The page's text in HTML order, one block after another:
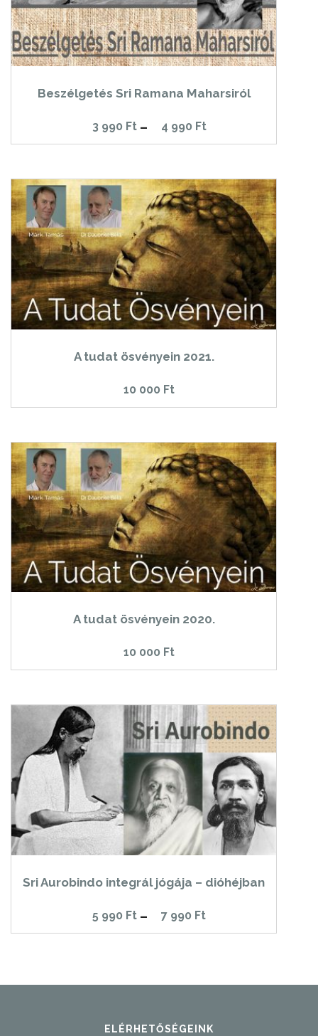
Beszélgetés Sri Ramana Maharsiról
3 990 Ft – 4 990 FtÁrtartomány:
3
4
990 Ft
A tudat ösvényein 2021.
10 000 Ft
A tudat ösvényein 2020.
10 000 Ft
Sri Aurobindo integrál jógája – dióhéjban
5 990 Ft – 7 990 FtÁrtartomány:
5
990 Ft
ELÉRHETŐSÉGEINK